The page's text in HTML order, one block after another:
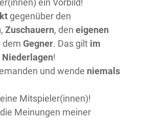
ein Vorbild!
gegenüber den
, Zuschauern, den eigenen
dem Gegner. Das gilt im
Niederlagen!
und wende niemals
Mitspieler(innen)!
die Meinungen meiner